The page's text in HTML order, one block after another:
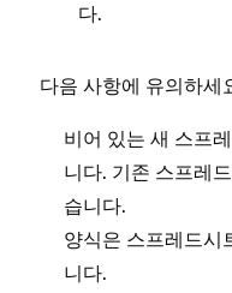
다.
다음 사항에 유의하세
비어 있는 새 스프
니다. 기존 스프레
습니다.
양식은 스프레드시
니다.